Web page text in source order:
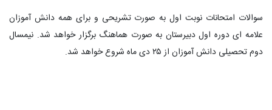
سوالات امتحانات نوبت اول به صورت تشریحی و برای همه دانش آموزان
علامه ای دوره اول دبیرستان به صورت هماهنگ برگزار خواهد شد. نیمسال
دوم تحصیلی دانش آموزان از ۲۵ دی ماه شروع خواهد شد.